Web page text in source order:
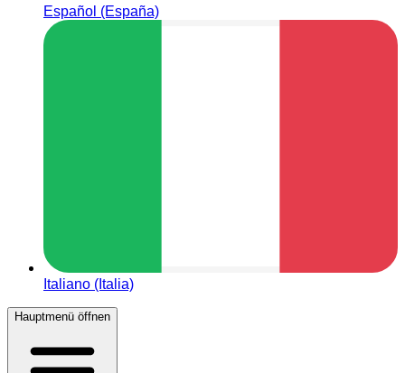
Español (España)
Italiano (Italia)
Hauptmenü öffnen